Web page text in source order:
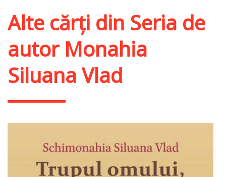
Alte cărți din Seria de
autor Monahia
Siluana Vlad